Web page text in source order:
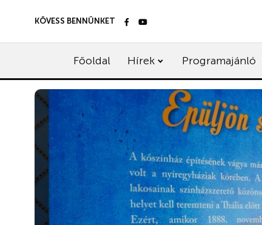
KÖVESS BENNÜNKET
Főoldal Hírek Programajánló